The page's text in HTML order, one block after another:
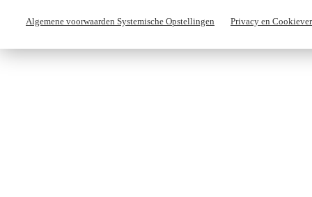
Algemene voorwaarden Systemische Opstellingen Privacy en